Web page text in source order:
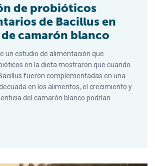
de probióticos
de Bacillus en
camarón blanco
un estudio de alimentación que
en la dieta mostraron que cuando
fueron complementadas en una
en los alimentos, el crecimiento y
del camarón blanco podrían